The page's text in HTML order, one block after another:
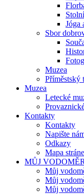
Jóga
Sbor
Muzea
Příměstský
Muzea
Letecké
Kontakty
Kontakty
Napište
Odkazy
Mapa
MŮJ VODOMĚR
Můj
Můj
Můj